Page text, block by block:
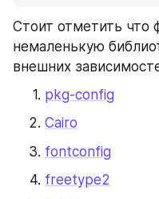
Стоит отметить что
немаленькую
внешних
pkg-config
Cairo
fontconfig
freetype2